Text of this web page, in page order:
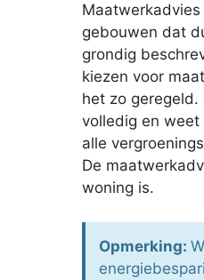
gebouwen dat
grondig
kiezen voor
het zo
volledig en
alle
De
woning is.
Opmerking: